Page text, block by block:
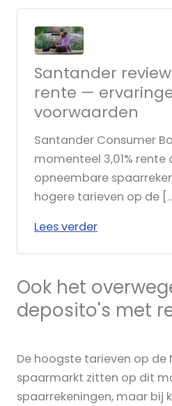
Santander review
rente —
voorwaarden
Santander Consumer
momenteel 3,01% rente
opneembare
hogere tarieven op de
Lees verder
Ook het
deposito's met
De hoogste tarieven op de
spaarmarkt zitten op dit
spaarrekeningen, maar bij